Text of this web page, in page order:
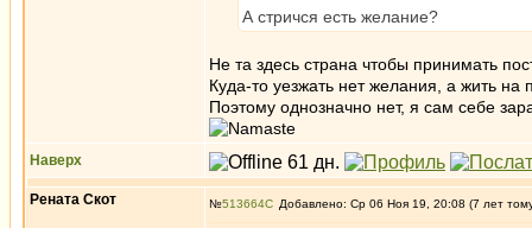
А стричся есть желание?
Не та здесь страна чтобы принимать
Куда-то уезжать нет желания, а жить на
Поэтому однозначно нет, я сам себе
Наверх
Рената Скот №513664 Добавлено: Ср 06 Ноя 19, 20:08 (7 лет